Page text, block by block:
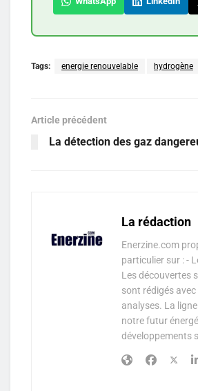
Tags: energie renouvelable hydrogène
Article précédent
La détection des gaz
La rédaction
Enerzine.com
particulier sur : -
Les découvertes
sont rédigés
analyses. La
notre futur
développements